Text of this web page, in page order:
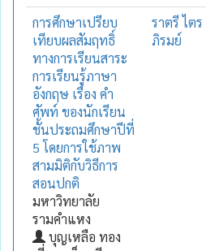
การศึกษาเปรียบ
เทียบผลสัมฤทธิ์
ทางการเรียนสาระ
การเรียนรู้ภาษา
อังกฤษ เรื่อง คำ
ศัพท์ ของนักเรียน
ชั้นประถมศึกษาปีที่
5 โดยการใช้ภาพ
สามมิติกับวิธีการ
สอนปกติ
มหาวิทยาลัย
รามคำแหง
บุญเหลือ ทอง
ราตรี ไตร
ภิรมย์